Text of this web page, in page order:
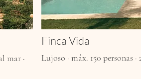
mar ·
Finca Vida
Lujoso · máx. 150 personas